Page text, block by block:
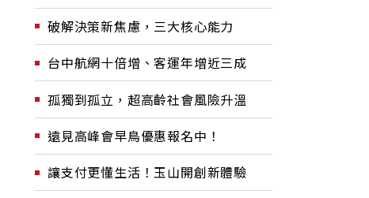
破解決策新焦慮，三大核心能力
台中航網十倍增、客運年增近三成
孤獨到孤立，超高齡社會風險升溫
遠見高峰會早鳥優惠報名中！
讓支付更懂生活！玉山開創新體驗